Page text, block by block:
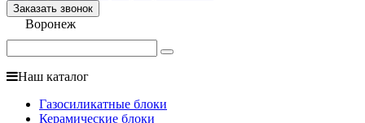
Заказать звонок
Воронеж
Наш каталог
Газосиликатные блоки
Керамические блоки